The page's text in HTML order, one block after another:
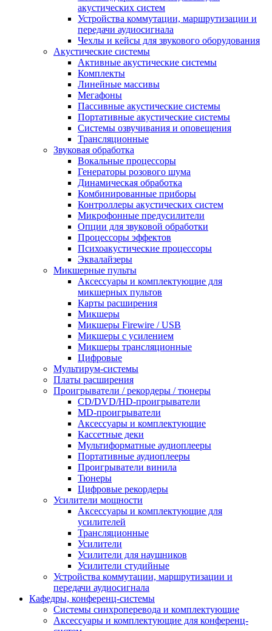
акустических систем
Устройства коммутации, маршрутизации и
передачи аудиосигнала
Чехлы и кейсы для звукового оборудования
Акустические системы
Активные акустические системы
Комплекты
Линейные массивы
Мегафоны
Пассивные акустические системы
Портативные акустические системы
Системы озвучивания и оповещения
Трансляционные
Звуковая обработка
Вокальные процессоры
Генераторы розового шума
Динамическая обработка
Комбинированные приборы
Контроллеры акустических систем
Микрофонные предусилители
Опции для звуковой обработки
Процессоры эффектов
Психоакустические процессоры
Эквалайзеры
Микшерные пульты
Аксессуары и комплектующие для
микшерных пультов
Карты расширения
Микшеры
Микшеры Firewire / USB
Микшеры с усилением
Микшеры трансляционные
Цифровые
Мультирум-системы
Платы расширения
Проигрыватели / рекордеры / тюнеры
CD/DVD/HD-проигрыватели
MD-проигрыватели
Аксессуары и комплектующие
Кассетные деки
Мультиформатные аудиоплееры
Портативные аудиоплееры
Проигрыватели винила
Тюнеры
Цифровые рекордеры
Усилители мощности
Аксессуары и комплектующие для
усилителей
Трансляционные
Усилители
Усилители для наушников
Усилители студийные
Устройства коммутации, маршрутизации и
передачи аудиосигнала
Кафедры, конференц-системы
Cистемы синхроперевода и комплектующие
Аксессуары и комплектующие для конференц-